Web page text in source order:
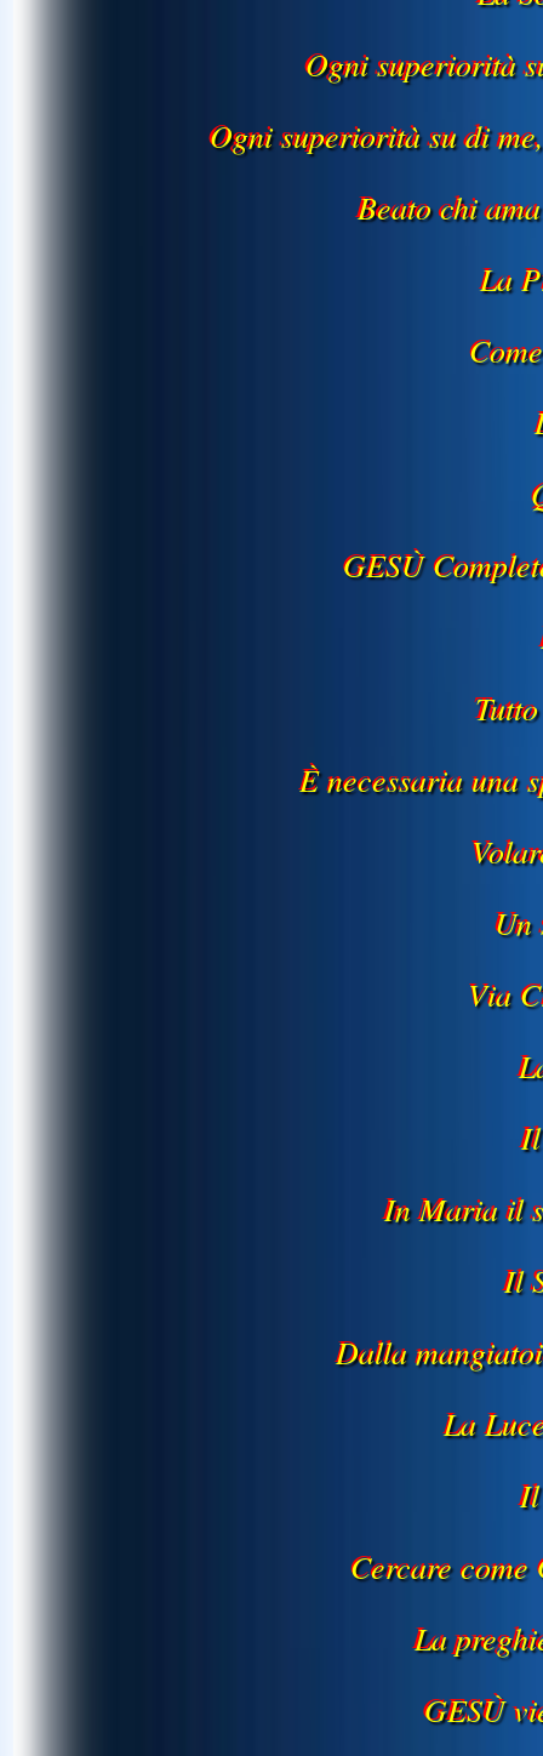
Ogni superiorità
Ogni superiorità su di
Beato chi
La
GESÙ
È necessaria
Un
Via
In Maria il
Il
Dalla
La
Cercare
La
GESÙ